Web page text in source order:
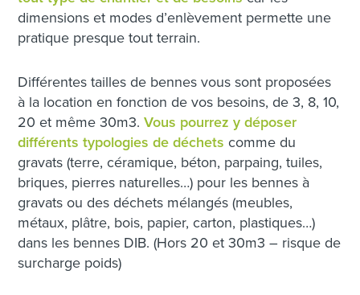
dimensions et modes d’enlèvement permette une
pratique presque tout terrain.
Différentes tailles de bennes vous sont proposées
à la location en fonction de vos besoins, de 3, 8, 10,
20 et même 30m3.Vous pourrez y déposer
différents typologies de déchets comme du
gravats (terre, céramique, béton, parpaing, tuiles,
briques, pierres naturelles…) pour les bennes à
gravats ou des déchets mélangés (meubles,
métaux, plâtre, bois, papier, carton, plastiques…)
dans les bennes DIB. (Hors 20 et 30m3 – risque de
surcharge poids)